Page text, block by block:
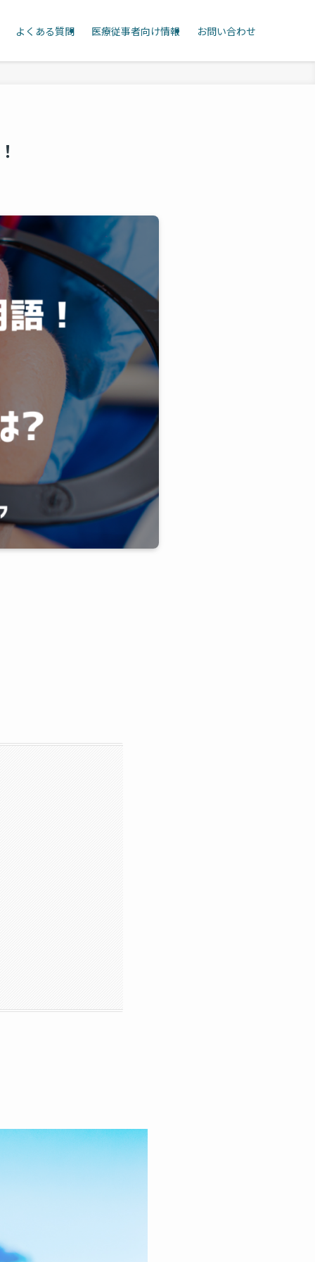
よくある質問 医療従事者向け情報 お問い合わせ